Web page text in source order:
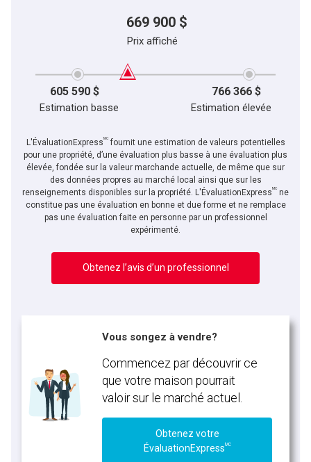
En cliquant sur le bouton « soumettre », vous consentez à nos conditions d'utilisation et
vous nous fournissez l'autorisation écrite de communiquer avec vous.
669 900 $
Prix affiché
605 590 $ 766 366 $
Estimation basse Estimation élevée
L'ÉvaluationExpressMCfournit une estimation de valeurs potentielles
pour une propriété, d’une évaluation plus basse à une évaluation plus
élevée, fondée sur la valeur marchande actuelle, de même que sur
des données propres au marché local ainsi que sur les
renseignements disponibles sur la propriété. L'ÉvaluationExpressMC ne
constitue pas une évaluation en bonne et due forme et ne remplace
pas une évaluation faite en personne par un professionnel
expérimenté.
Obtenez l’avis d’un professionnel
Vous songez à vendre?
Commencez par découvrir ce
que votre maison pourrait
valoir sur le marché actuel.
Obtenez votre
ÉvaluationExpressMC